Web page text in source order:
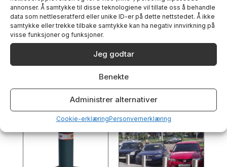
annonser. Å samtykke til disse teknologiene vil tillate oss å behandle
data som nettleseratferd eller unike ID-er på dette nettstedet. Å ikke
samtykke eller trekke tilbake samtykke kan ha negativ innvirkning på
visse funksjoner og funksjoner.
Jeg godtar
Benekte
Administrer alternativer
Cookie-erklæringPersonvernerklæring
Send inn
Relaterte produkter